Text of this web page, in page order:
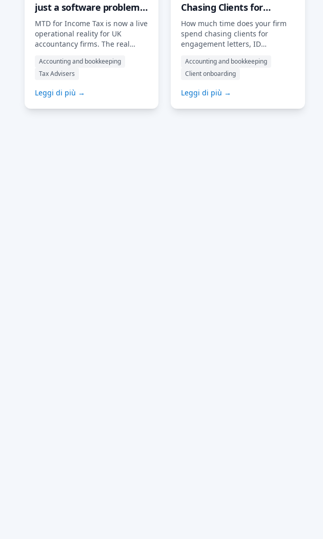
just a software problem.
It is an operational one.
MTD for Income Tax is now a live
operational reality for UK
accountancy firms. The real
to buy, but whether your
processes, client communication
with a quarterly compliance
Accounting and bookkeeping
Tax Advisers
Leggi di più →
Chasing Clients for
Documents
How much time does your firm
spend chasing clients for
engagement letters, ID
Discover the real cost, and what
to do about it.
Accounting and bookkeeping
Client onboarding
Leggi di più →